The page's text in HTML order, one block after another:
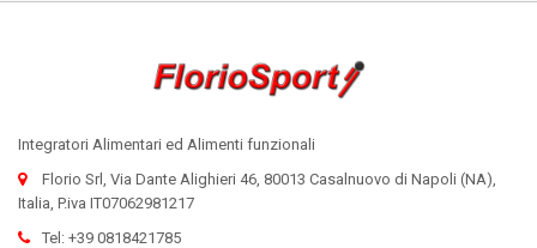
Integratori Alimentari ed Alimenti funzionali
Florio Srl, Via Dante Alighieri 46, 80013 Casalnuovo di Napoli (NA),
Italia, P.iva IT07062981217
Tel: +39 0818421785